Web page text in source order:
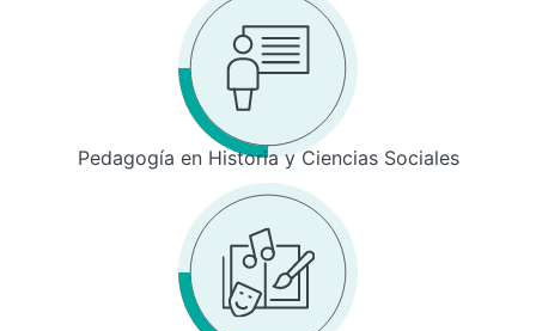
Pedagogía en Historia y Ciencias Sociales